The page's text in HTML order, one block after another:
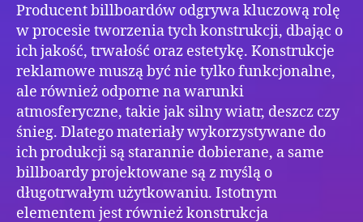
Producent billboardów odgrywa kluczową rolę
w procesie tworzenia tych konstrukcji, dbając o
ich jakość, trwałość oraz estetykę. Konstrukcje
reklamowe muszą być nie tylko funkcjonalne,
ale również odporne na warunki
atmosferyczne, takie jak silny wiatr, deszcz czy
śnieg. Dlatego materiały wykorzystywane do
ich produkcji są starannie dobierane, a same
billboardy projektowane są z myślą o
długotrwałym użytkowaniu. Istotnym
elementem jest również konstrukcja